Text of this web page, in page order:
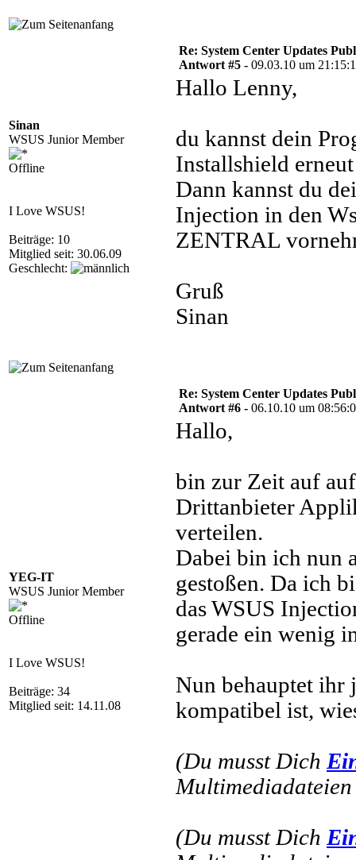
Sinan
WSUS Junior Member
Offline
I Love WSUS!
Beiträge: 10
Mitglied seit: 30.06.09
Geschlecht:
Re: System Center Updates
Antwort #5 - 09.03.10 um
Hallo Lenny,
du kannst dein
Installshield
Dann kannst du
Injection in den
ZENTRAL
Gruß
Sinan
YEG-IT
WSUS Junior Member
Offline
I Love WSUS!
Beiträge: 34
Mitglied seit: 14.11.08
Re: System Center Updates
Antwort #6 - 06.10.10 um
Hallo,
bin zur Zeit auf
Drittanbieter
verteilen.
Dabei bin ich nun
gestoßen. Da ich
das WSUS
gerade ein wenig
Nun behauptet ihr
kompatibel ist,
(Du musst Dich
(Du musst Dich